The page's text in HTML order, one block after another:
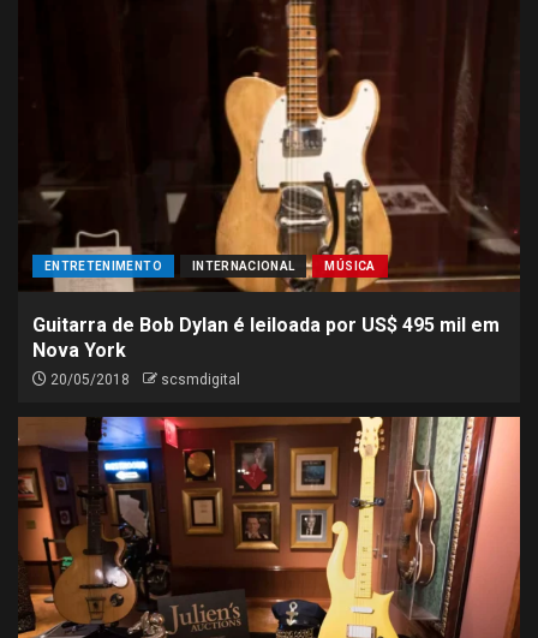
ENTRETENIMENTO INTERNACIONAL MÚSICA
Guitarra de Bob Dylan é leiloada por US$ 495 mil em
Nova York
20/05/2018 scsmdigital